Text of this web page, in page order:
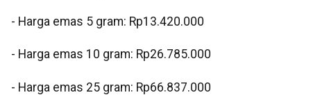
‎- Harga emas 5 gram: Rp13.420.000
‎- Harga emas 10 gram: Rp26.785.000
‎- Harga emas 25 gram: Rp66.837.000